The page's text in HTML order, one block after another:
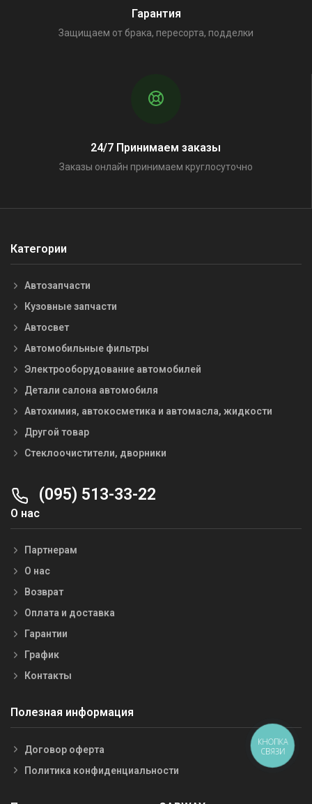
Гарантия
Защищаем от брака, пересорта, подделки
24/7 Принимаем заказы
Заказы онлайн принимаем круглосуточно
Категории
Автозапчасти
Кузовные запчасти
Автосвет
Автомобильные фильтры
Электрооборудование автомобилей
Детали салона автомобиля
Автохимия, автокосметика и автомасла, жидкости
Другой товар
Стеклоочистители, дворники
(095) 513-33-22
О нас
Партнерам
О нас
Возврат
Оплата и доставка
Гарантии
График
Контакты
Полезная информация
Договор оферта
Политика конфиденциальности
КНОПКА
СВЯЗИ